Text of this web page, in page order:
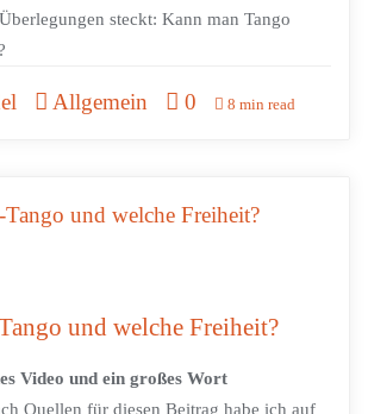
steckt: Kann man Tango
Allgemein 0 8 min read
und welche Freiheit?
Video und ein großes Wort
Quellen für diesen Beitrag habe ich auf